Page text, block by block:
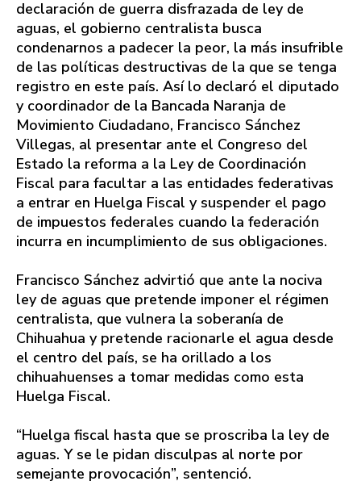
declaración de guerra disfrazada de ley de
aguas, el gobierno centralista busca
condenarnos a padecer la peor, la más insufrible
de las políticas destructivas de la que se tenga
registro en este país. Así lo declaró el diputado
y coordinador de la Bancada Naranja de
Movimiento Ciudadano, Francisco Sánchez
Villegas, al presentar ante el Congreso del
Estado la reforma a la Ley de Coordinación
Fiscal para facultar a las entidades federativas
a entrar en Huelga Fiscal y suspender el pago
de impuestos federales cuando la federación
incurra en incumplimiento de sus obligaciones.
Francisco Sánchez advirtió que ante la nociva
ley de aguas que pretende imponer el régimen
centralista, que vulnera la soberanía de
Chihuahua y pretende racionarle el agua desde
el centro del país, se ha orillado a los
chihuahuenses a tomar medidas como esta
Huelga Fiscal.
“Huelga fiscal hasta que se proscriba la ley de
aguas. Y se le pidan disculpas al norte por
semejante provocación”, sentenció.